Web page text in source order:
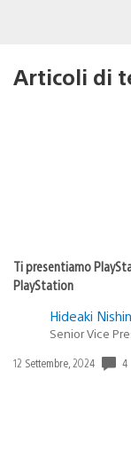
Articoli di
Ti presentiamo
PlayStation
Hideaki
Senior Vice
Data
12 Settembre, 2024 4